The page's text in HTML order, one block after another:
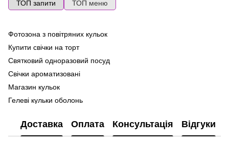
ТОП запити ТОП меню
Фотозона з повітряних кульок
Купити свічки на торт
Святковий одноразовий посуд
Свічки ароматизовані
Магазин кульок
Гелеві кульки оболонь
Кульки сердечка
Доставка Оплата Консультація Відгуки